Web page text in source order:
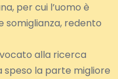
per cui l’uomo è
somiglianza, redento
alla ricerca
speso la parte migliore